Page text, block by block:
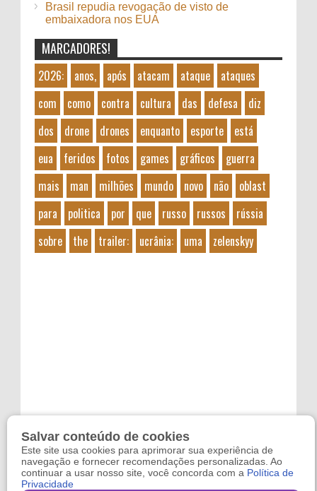
Brasil repudia revogação de visto de
embaixadora nos EUA
MARCADORES!
2026: anos, após atacam ataque
ataques
com
como contra cultura das defesa
diz
dos
drone drones enquanto esporte
está
eua
feridos fotos games gráficos
guerra
mais
man milhões mundo novo não
oblast
para
politica por que russo russos
rússia
sobre
the trailer: ucrânia: uma zelenskyy
Salvar conteúdo de cookies
Este site usa cookies para aprimorar sua experiência de
navegação e fornecer recomendações personalizadas. Ao
continuar a usar nosso site, você concorda com a Política de
Privacidade